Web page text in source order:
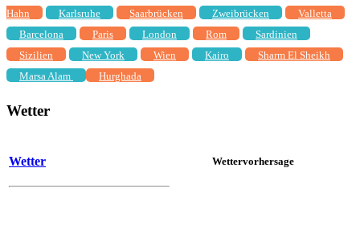
Hahn
Karlsruhe Saarbrücken Zweibrücken
Valletta
Barcelona
Paris London Rom
Sardinien
Sizilien
New York Wien Kairo
Sharm El Sheikh
Marsa Alam
Hurghada
Wetter
Wetter Wettervorhersage